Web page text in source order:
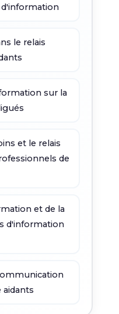
le relais
sur la
et le relais
de
et de la
d'information
aidants